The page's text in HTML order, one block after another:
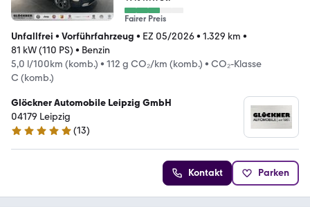
Fairer Preis
Unfallfrei • Vorführfahrzeug • EZ 05/2026• 1.329 km •
81 kW (110 PS) • Benzin
5,0 l/100km (komb.) • 112 g CO₂/km (komb.) • CO₂-Klasse
C (komb.)
Glöckner Automobile Leipzig GmbH
04179 Leipzig
4.8 Sterne
(13)
Kontakt Parken